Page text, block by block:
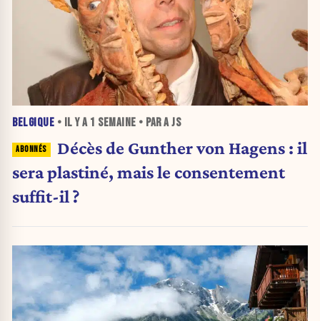
BELGIQUE • IL Y A 1 SEMAINE • PAR A JS
Décès de Gunther von Hagens : il
sera plastiné, mais le consentement
suffit-il ?